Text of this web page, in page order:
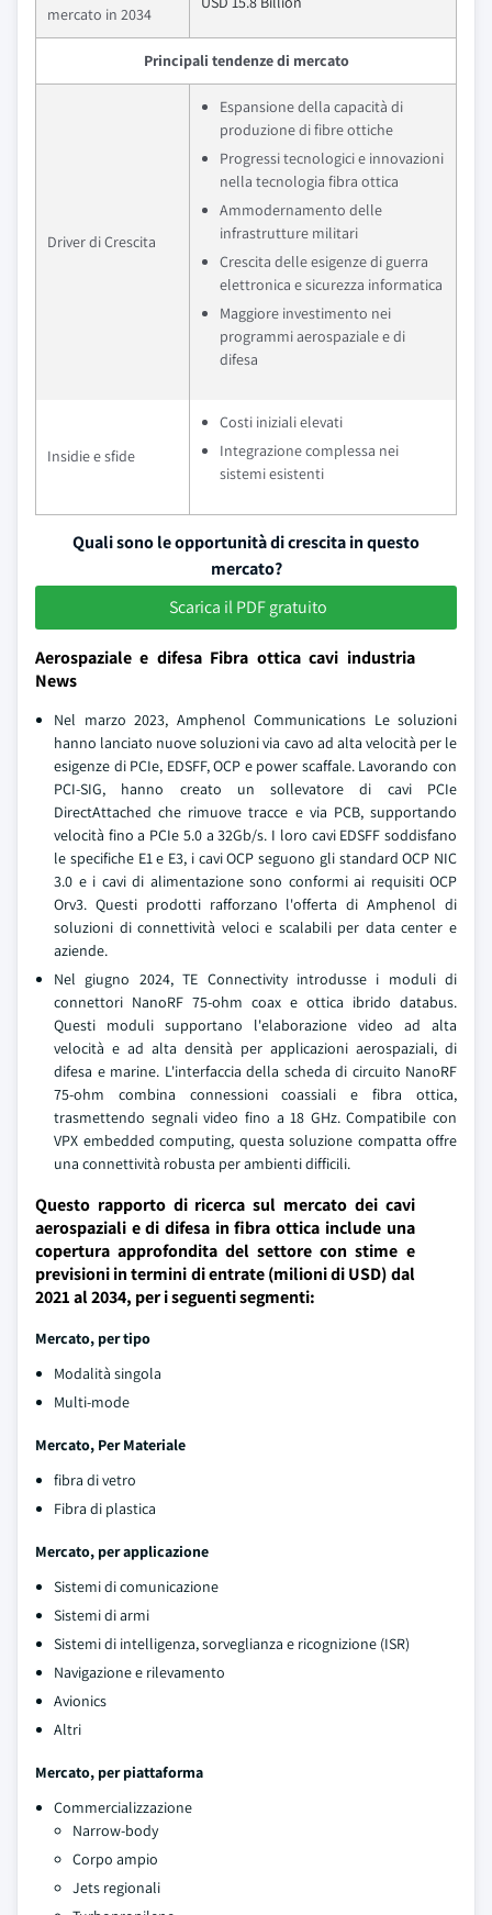
mercato in 2034
Principali tendenze di mercato
Driver di Crescita
Espansione della capacità di
produzione di fibre ottiche
Progressi tecnologici e innovazioni
nella tecnologia fibra ottica
Ammodernamento delle
infrastrutture militari
Crescita delle esigenze di guerra
elettronica e sicurezza informatica
Maggiore investimento nei
programmi aerospaziale e di
difesa
Insidie e sfide
Costi iniziali elevati
Integrazione complessa nei
sistemi esistenti
Quali sono le opportunità di crescita in questo
mercato?
Scarica il PDF gratuito
Aerospaziale e difesa Fibra ottica cavi industria
News
Nel marzo 2023, Amphenol Communications Le soluzioni
hanno lanciato nuove soluzioni via cavo ad alta velocità per le
esigenze di PCIe, EDSFF, OCP e power scaffale. Lavorando con
PCI-SIG, hanno creato un sollevatore di cavi PCIe
DirectAttached che rimuove tracce e via PCB, supportando
velocità fino a PCIe 5.0 a 32Gb/s. I loro cavi EDSFF soddisfano
le specifiche E1 e E3, i cavi OCP seguono gli standard OCP NIC
3.0 e i cavi di alimentazione sono conformi ai requisiti OCP
Orv3. Questi prodotti rafforzano l'offerta di Amphenol di
soluzioni di connettività veloci e scalabili per data center e
aziende.
Nel giugno 2024, TE Connectivity introdusse i moduli di
connettori NanoRF 75-ohm coax e ottica ibrido databus.
Questi moduli supportano l'elaborazione video ad alta
velocità e ad alta densità per applicazioni aerospaziali, di
difesa e marine. L'interfaccia della scheda di circuito NanoRF
75-ohm combina connessioni coassiali e fibra ottica,
trasmettendo segnali video fino a 18 GHz. Compatibile con
VPX embedded computing, questa soluzione compatta offre
una connettività robusta per ambienti difficili.
Questo rapporto di ricerca sul mercato dei cavi
aerospaziali e di difesa in fibra ottica include una
copertura approfondita del settore con stime e
previsioni in termini di entrate (milioni di USD) dal
2021 al 2034, per i seguenti segmenti:
Mercato, per tipo
Modalità singola
Multi-mode
Mercato, Per Materiale
fibra di vetro
Fibra di plastica
Mercato, per applicazione
Sistemi di comunicazione
Sistemi di armi
Sistemi di intelligenza, sorveglianza e ricognizione (ISR)
Navigazione e rilevamento
Avionics
Altri
Mercato, per piattaforma
Commercializzazione
Narrow-body
Corpo ampio
Jets regionali